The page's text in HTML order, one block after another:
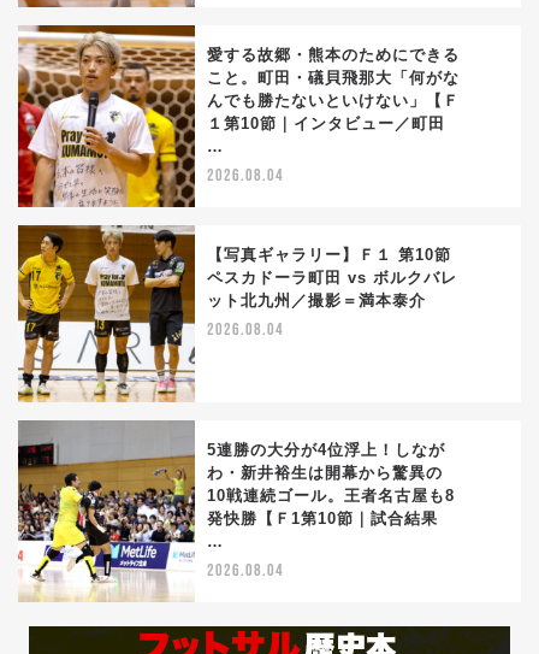
愛する故郷・熊本のためにできる
こと。町田・礒貝飛那大「何がな
んでも勝たないといけない」【Ｆ
１第10節｜インタビュー／町田
…
2026.08.04
【写真ギャラリー】Ｆ１ 第10節
ペスカドーラ町田 vs ボルクバレ
ット北九州／撮影＝満本泰介
2026.08.04
5連勝の大分が4位浮上！しなが
わ・新井裕生は開幕から驚異の
10戦連続ゴール。王者名古屋も8
発快勝【Ｆ1第10節｜試合結果
…
2026.08.04